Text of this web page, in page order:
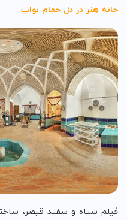
خانه هنر در دل حمام نواب
فیلم سیاه و سفید قیصر،